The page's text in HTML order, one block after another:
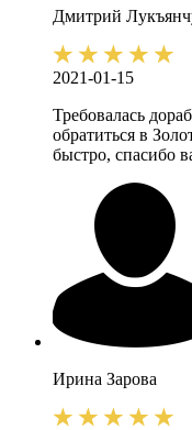
Дмитрий
2021-01-15
Требовалась
обратиться в
быстро, спасибо
Ирина Зарова